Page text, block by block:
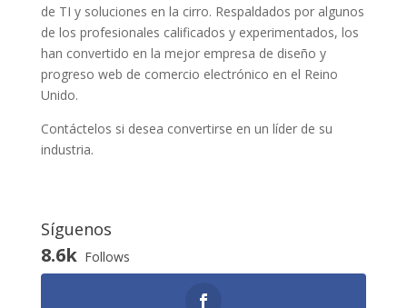
de TI y soluciones en la cirro. Respaldados por algunos
de los profesionales calificados y experimentados, los
han convertido en la mejor empresa de diseño y
progreso web de comercio electrónico en el Reino
Unido.
Contáctelos si desea convertirse en un líder de su
industria.
Síguenos
8.6k Follows